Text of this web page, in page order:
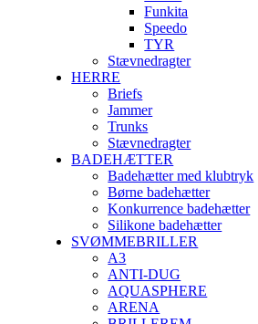
Funkita
Speedo
TYR
Stævnedragter
HERRE
Briefs
Jammer
Trunks
Stævnedragter
BADEHÆTTER
Badehætter med klubtryk
Børne badehætter
Konkurrence badehætter
Silikone badehætter
SVØMMEBRILLER
A3
ANTI-DUG
AQUASPHERE
ARENA